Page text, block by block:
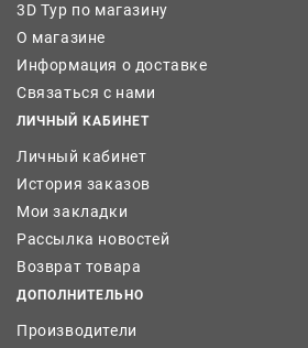
3D Тур по магазину
О магазине
Информация о доставке
Связаться с нами
ЛИЧНЫЙ КАБИНЕТ
Личный кабинет
История заказов
Мои закладки
Рассылка новостей
Возврат товара
ДОПОЛНИТЕЛЬНО
Производители